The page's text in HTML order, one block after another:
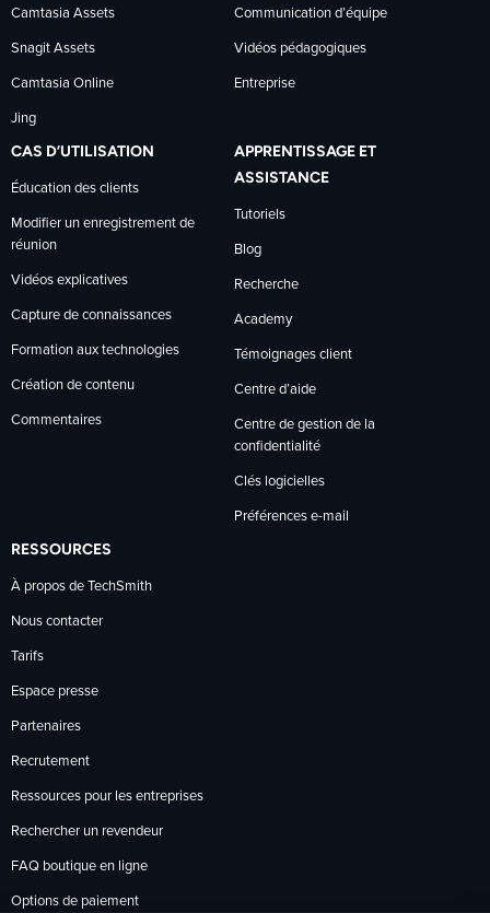
Camtasia Assets
Snagit Assets
Camtasia Online
Jing
Communication d’équipe
Vidéos pédagogiques
Entreprise
CAS D’UTILISATION
Éducation des clients
Modifier un enregistrement de
réunion
Vidéos explicatives
Capture de connaissances
Formation aux technologies
Création de contenu
Commentaires
APPRENTISSAGE ET
ASSISTANCE
Tutoriels
Blog
Recherche
Academy
Témoignages client
Centre d’aide
Centre de gestion de la
confidentialité
Clés logicielles
Préférences e-mail
RESSOURCES
À propos de TechSmith
Nous contacter
Tarifs
Espace presse
Partenaires
Recrutement
Ressources pour les entreprises
Rechercher un revendeur
FAQ boutique en ligne
Options de paiement